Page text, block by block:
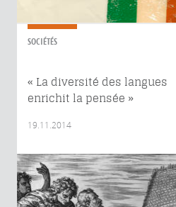
SOCIÉTÉS
« La diversité des langues
enrichit la pensée »
19.11.2014